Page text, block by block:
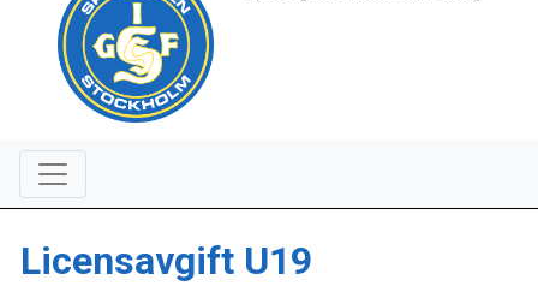
Licensavgift U19